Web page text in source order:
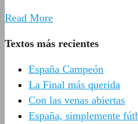
Read More
Textos más recientes
España Campeón
La Final más querida
Con las venas abiertas
España, simplemente